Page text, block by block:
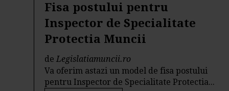
Fisa postului pentru
Inspector de Specialitate
Protectia Muncii
deLegislatiamuncii.ro
Va oferim astazi un model de fisa postului
pentru Inspector de Specialitate Protectia...